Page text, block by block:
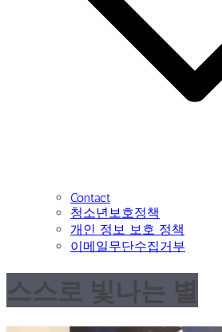
Contact
청소년보호정책
개인 정보 보호 정책
이메일무단수집거부
스스로 빛나는 별